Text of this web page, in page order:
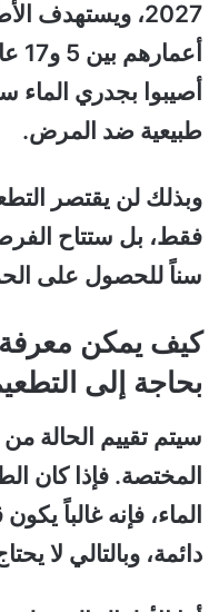
2027، ويستهدف
أصيبوا بجدري الماء
طبيعية ضد المرض.
وبذلك لن يقتصر
فقط، بل ستتاح
سناً للحصول على
كيف يمكن معرفة
بحاجة إلى
سيتم تقييم الحالة
المختصة. فإذا كان
الماء، فإنه غالباً
دائمة، وبالتالي لا